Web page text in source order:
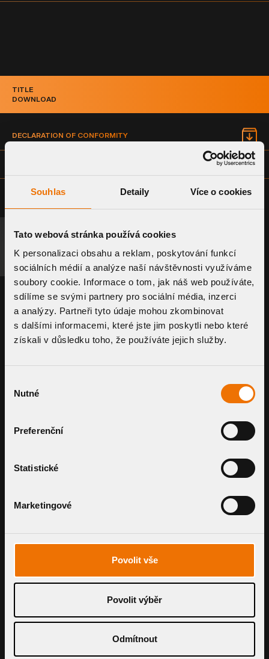
Souhlas Detaily Více o cookies
Tato webová stránka používá cookies
K personalizaci obsahu a reklam, poskytování funkcí
sociálních médií a analýze naší návštěvnosti využíváme
soubory cookie. Informace o tom, jak náš web používáte,
sdílíme se svými partnery pro sociální média, inzerci
a analýzy. Partneři tyto údaje mohou zkombinovat
s dalšími informacemi, které jste jim poskytli nebo které
získali v důsledku toho, že používáte jejich služby.
souhlasu
Nutné
Preferenční
Statistické
Marketingové
Povolit vše
Povolit výběr
Odmítnout
TITLE
DOWNLOAD
DECLARATION OF CONFORMITY
RELATED PRODUCTS
bitumen sleeve
TW - S BIT
Vertical roof
sleeve
DETAIL
PRODUCTS
Use our smart tools to calculate price
and flow